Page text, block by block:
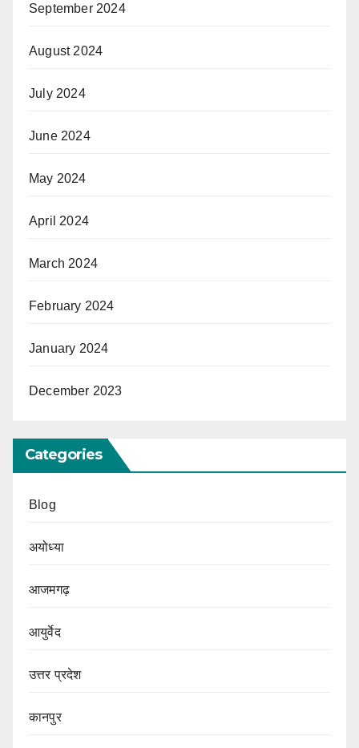
September 2024
August 2024
July 2024
June 2024
May 2024
April 2024
March 2024
February 2024
January 2024
December 2023
Categories
Blog
अयोध्या
आजमगढ़
आयुर्वेद
उत्तर प्रदेश
कानपुर